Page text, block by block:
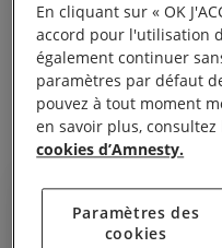
cachaient pour se
Une action
arrêtée chez elle
2022.
En cliquant sur « OK
accord pour l'utilisation
également continuer
paramètres par défaut
pouvez à tout moment
en savoir plus, consultez
cookies d’Amnesty.
Paramètres des
cookies